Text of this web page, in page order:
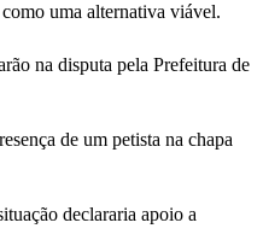
uma alternativa viável.
na disputa pela Prefeitura de
de um petista na chapa
declararia apoio a